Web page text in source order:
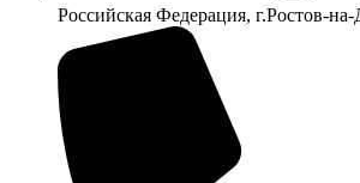
Российская Федерация, г.Ростов-